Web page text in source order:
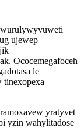
wurulywyvuweti
ujewep
Ococemegafoceh
le
yratyvet
yzin wahylitadose